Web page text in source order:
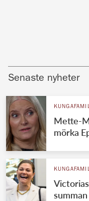
Senaste nyheter
Mette-
mörka